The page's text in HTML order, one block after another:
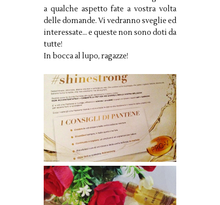
a qualche aspetto fate a vostra volta
delle domande. Vi vedranno sveglie ed
interessate... e queste non sono doti da
tutte!
In bocca al lupo, ragazze!